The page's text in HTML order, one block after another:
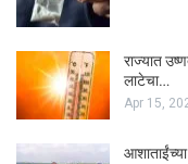
राज्यात
लाटेचा…
Apr 15,
आशाताईंच्या